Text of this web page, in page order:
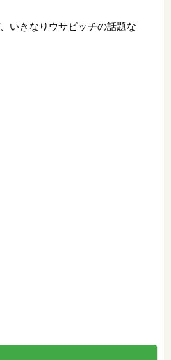
いきなりウサビッチの話題な